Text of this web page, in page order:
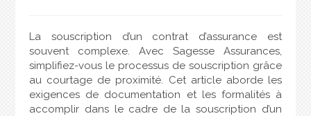
La souscription d’un contrat d’assurance est
souvent complexe. Avec Sagesse Assurances,
simplifiez-vous le processus de souscription grâce
au courtage de proximité. Cet article aborde les
exigences de documentation et les formalités à
accomplir dans le cadre de la souscription d’un